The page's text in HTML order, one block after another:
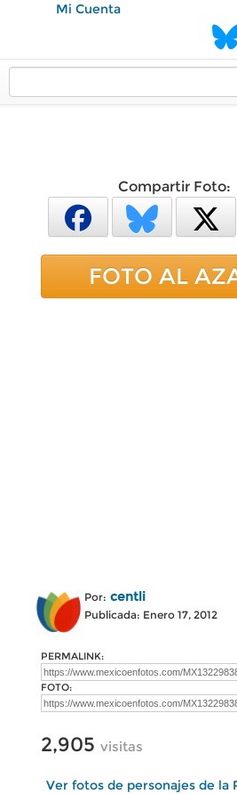
Mi Cuenta
Compartir Foto:
FOTO AL
Por: centli
Publicada: Enero 17, 2012
PERMALINK:
FOTO:
2,905 visitas
Ver fotos de personajes de la